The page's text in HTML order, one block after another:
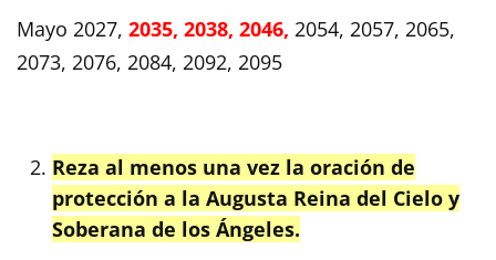
Mayo 2027, 2035, 2038, 2046, 2054, 2057, 2065,
2073, 2076, 2084, 2092, 2095
Reza al menos una vez la oración de
protección a la Augusta Reina del Cielo y
Soberana de los Ángeles.